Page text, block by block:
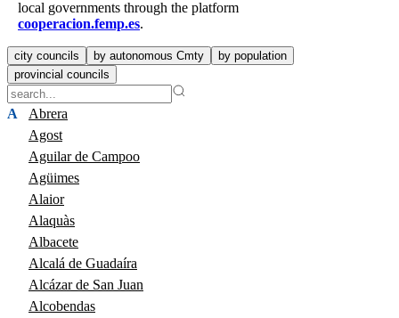
local governments through the platform
cooperacion.femp.es.
city councils by autonomous Cmty
by population
provincial councils
A
Abrera
Agost
Aguilar de Campoo
Agüimes
Alaior
Alaquàs
Albacete
Alcalá de Guadaíra
Alcázar de San Juan
Alcobendas